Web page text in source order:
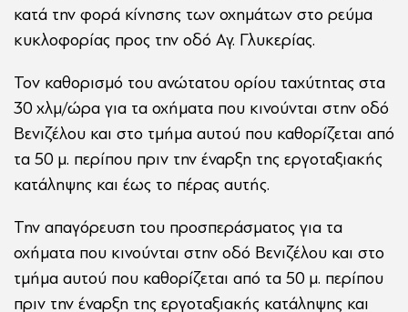
κατά την φορά κίνησης των οχημάτων στο ρεύμα
κυκλοφορίας προς την οδό Αγ. Γλυκερίας.
Τον καθορισμό του ανώτατου ορίου ταχύτητας στα
30 χλμ/ώρα για τα οχήματα που κινούνται στην οδό
Βενιζέλου και στο τμήμα αυτού που καθορίζεται από
τα 50 μ. περίπου πριν την έναρξη της εργοταξιακής
κατάληψης και έως το πέρας αυτής.
Την απαγόρευση του προσπεράσματος για τα
οχήματα που κινούνται στην οδό Βενιζέλου και στο
τμήμα αυτού που καθορίζεται από τα 50 μ. περίπου
πριν την έναρξη της εργοταξιακής κατάληψης και